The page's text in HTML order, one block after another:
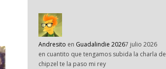
Andresito en Guadalindie 20267 julio 2026
en cuantito que tengamos subida la charla de
chipzel te la paso mi rey